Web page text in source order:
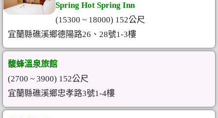
Spring Hot Spring Inn
(15300 ~ 18000) 152公尺
宜蘭縣礁溪鄉德陽路26、28號1-3樓
馥蜂溫泉旅館
(2700 ~ 3900) 152公尺
宜蘭縣礁溪鄉忠孝路3號1-4樓